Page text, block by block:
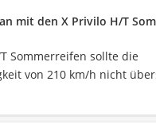
mit den X Privilo H/T
Sommerreifen sollte die
von 210 km/h nicht